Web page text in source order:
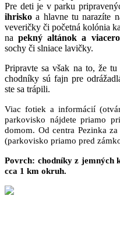
Pre deti je v parku
ihrisko a hlavne tu narazíte
veveričky či početná kolónia
napekný altánok a
sochy či slniace lavičky.
Pripravte sa však na to, že tu
chodníky sú fajn pre
ste sa trápili.
Viac fotiek a informácií
parkovisko nájdete priamo
domom. Od centra Pezinka
(parkovisko priamo pred
Povrch: chodníky z jemných
cca 1 km okruh.